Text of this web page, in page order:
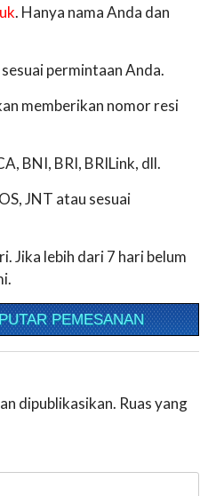
. Hanya nama Anda dan
permintaan Anda.
memberikan nomor resi
BNI, BRI, BRILink, dll.
JNT atau sesuai
Jika lebih dari 7 hari belum
PEMESANAN
dipublikasikan. Ruas yang